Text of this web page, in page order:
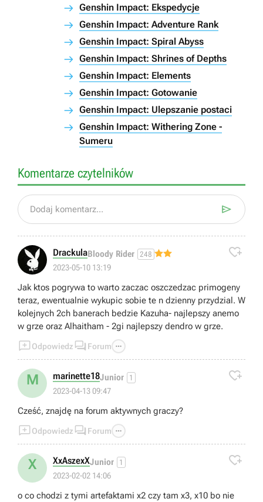
Genshin Impact: Ekspedycje
Genshin Impact: Adventure Rank
Genshin Impact: Spiral Abyss
Genshin Impact: Shrines of Depths
Genshin Impact: Elements
Genshin Impact: Gotowanie
Genshin Impact: Ulepszanie postaci
Genshin Impact: Withering Zone -
Sumeru
Komentarze czytelników
Dodaj komentarz... 
DrackulaBloody Rider 248
2023-05-10 13:19

Jak ktos pogrywa to warto zaczac oszczedzac primogeny
teraz, ewentualnie wykupic sobie te n dzienny przydzial. W
kolejnych 2ch banerach bedzie Kazuha- najlepszy anemo
w grze oraz Alhaitham - 2gi najlepszy dendro w grze.
Odpowiedz  Forum 
M marinette18Junior 1
2023-04-13 09:47

Cześć, znajdę na forum aktywnych graczy?
Odpowiedz  Forum 
X XxAszexXJunior 1
2023-02-02 14:06

o co chodzi z tymi artefaktami x2 czy tam x3, x10 bo nie